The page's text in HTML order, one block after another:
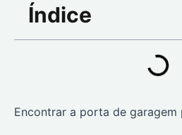
Índice
Encontrar a porta de